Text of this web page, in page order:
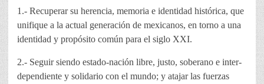
1.- Recuperar su herencia, memoria e identidad histórica, que
unifique a la actual generación de mexicanos, en torno a una
identidad y propósito común para el siglo XXI.
2.- Seguir siendo estado-nación libre, justo, soberano e inter-
dependiente y solidario con el mundo; y atajar las fuerzas